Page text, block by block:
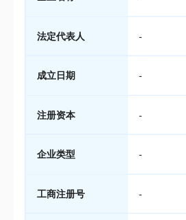
法定代表人 -
成立日期 -
注册资本 -
企业类型 -
工商注册号 -